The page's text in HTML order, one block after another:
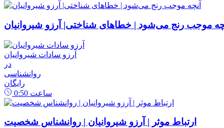
موجب رنج می‌شود | خطاهای شناختی| آرزو شیروانیان
آرزو سادات شیروانیان
در
روانشناسی
رایگان
0:50 ساعت
ارتباط موثر | آرزو شیروانیان | روانشناس شخصیت